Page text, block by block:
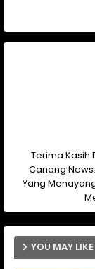
Terima Kasih
Canang
Yang
YOU MAY LIKE